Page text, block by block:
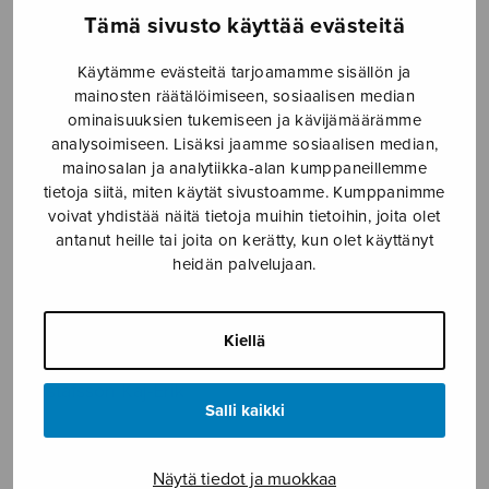
Tämä sivusto käyttää evästeitä
Käytämme evästeitä tarjoamamme sisällön ja
mainosten räätälöimiseen, sosiaalisen median
ominaisuuksien tukemiseen ja kävijämäärämme
analysoimiseen. Lisäksi jaamme sosiaalisen median,
mainosalan ja analytiikka-alan kumppaneillemme
tietoja siitä, miten käytät sivustoamme. Kumppanimme
voivat yhdistää näitä tietoja muihin tietoihin, joita olet
antanut heille tai joita on kerätty, kun olet käyttänyt
heidän palvelujaan.
Kiellä
Salli kaikki
Näytä tiedot ja muokkaa
› Nuottikauppa › Soitinmusiikki ›
Fantasia festivo
Gustafsson Kaj-Erik
30,70€